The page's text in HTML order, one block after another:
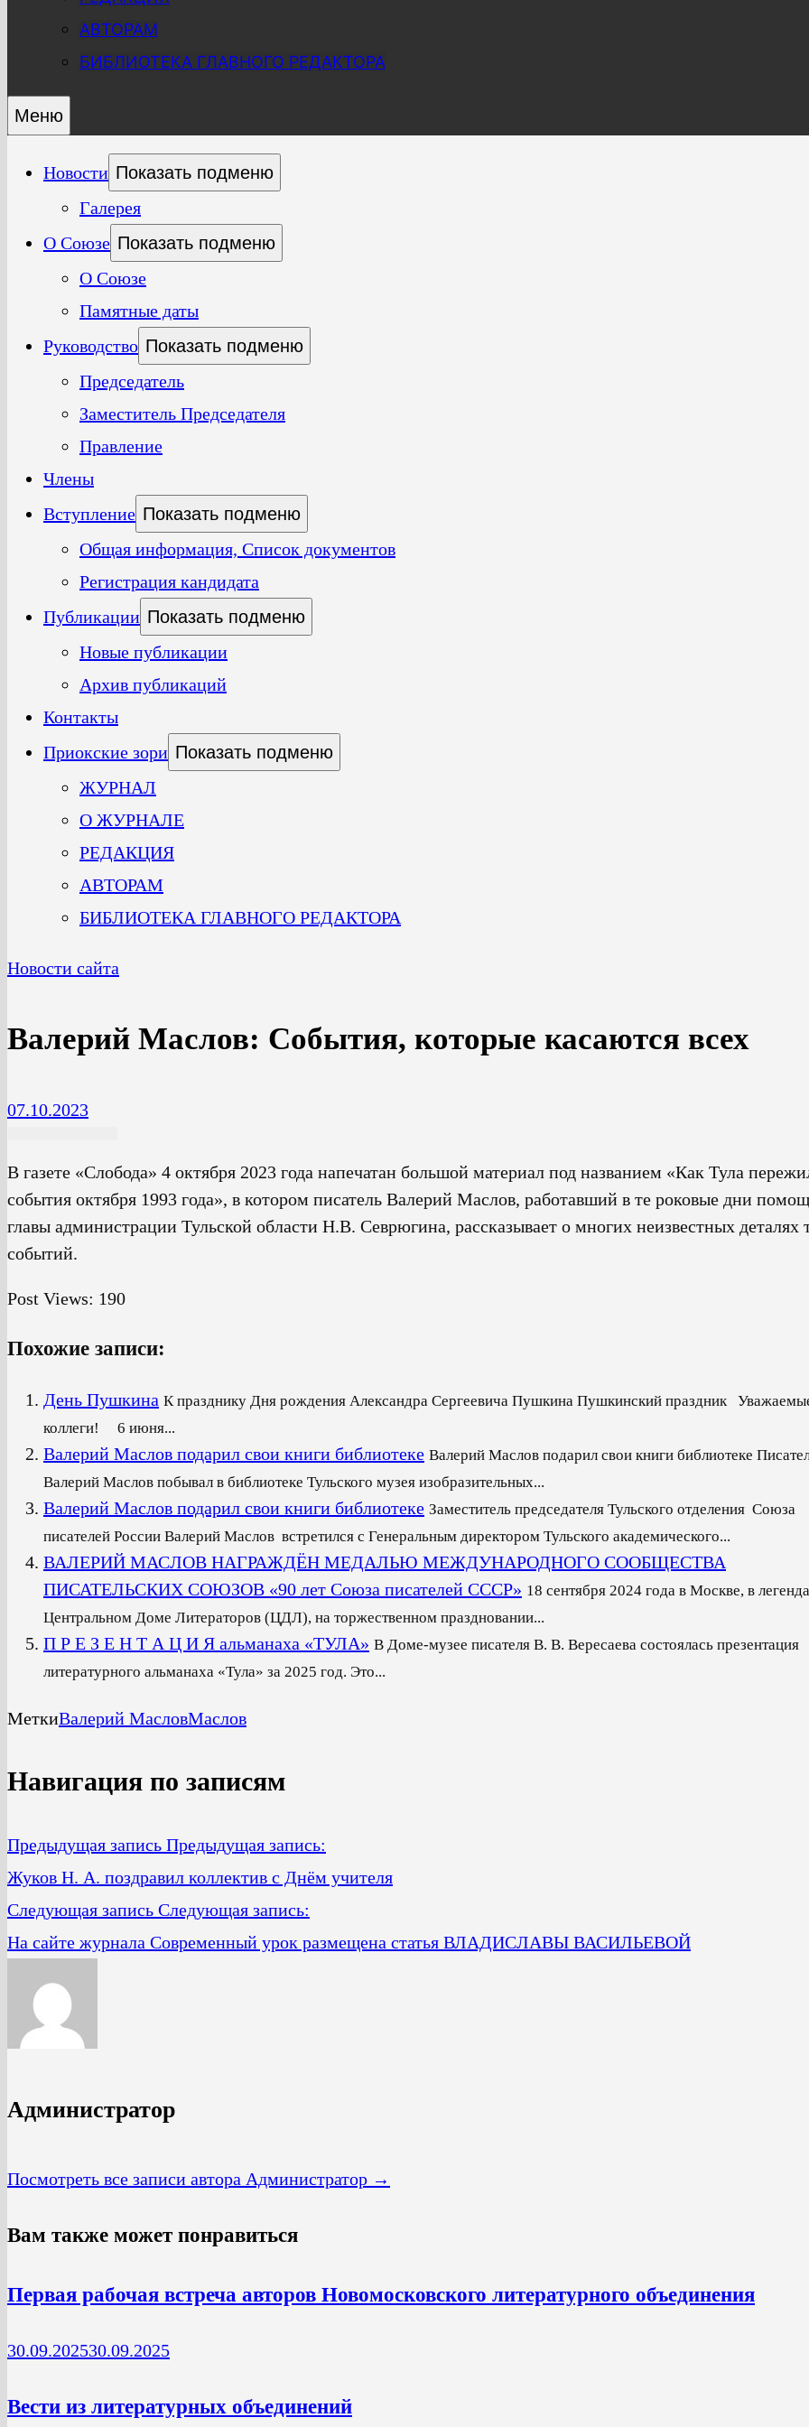
АВТОРАМ
БИБЛИОТЕКА ГЛАВНОГО РЕДАКТОРА
Меню
Новости Показать подменю
Галерея
О Союзе Показать подменю
О Союзе
Памятные даты
Руководство Показать подменю
Председатель
Заместитель Председателя
Правление
Члены
Вступление Показать подменю
Общая информация, Список документов
Регистрация кандидата
Публикации Показать подменю
Новые публикации
Архив публикаций
Контакты
Приокские зори Показать подменю
ЖУРНАЛ
О ЖУРНАЛЕ
РЕДАКЦИЯ
АВТОРАМ
БИБЛИОТЕКА ГЛАВНОГО РЕДАКТОРА
Новости сайта
Валерий Маслов: События, которые касаются всех
07.10.2023
В газете «Слобода» 4 октября 2023 года напечатан большой материал под названием «Как Тула
события октября 1993 года», в котором писатель Валерий Маслов, работавший в те роковые дни
главы администрации Тульской области Н.В. Севрюгина, рассказывает о многих неизвестных деталях
событий.
Post Views: 190
Похожие записи:
День Пушкина К празднику Дня рождения Александра Сергеевича Пушкина Пушкинский праздник
коллеги! 6 июня...
Валерий Маслов подарил свои книги библиотеке Валерий Маслов подарил свои книги библиотеке
Валерий Маслов побывал в библиотеке Тульского музея изобразительных...
Валерий Маслов подарил свои книги библиотеке Заместитель председателя Тульского отделения Союза
писателей России Валерий Маслов встретился с Генеральным директором Тульского академического...
ВАЛЕРИЙ МАСЛОВ НАГРАЖДЁН МЕДАЛЬЮ МЕЖДУНАРОДНОГО СООБЩЕСТВА
ПИСАТЕЛЬСКИХ СОЮЗОВ «90 лет Союза писателей СССР» 18 сентября 2024 года в Москве, в
Центральном Доме Литераторов (ЦДЛ), на торжественном праздновании...
П Р Е З Е Н Т А Ц И Я альманаха «ТУЛА» В Доме-музее писателя В. В. Вересаева состоялась презентация
литературного альманаха «Тула» за 2025 год. Это...
МеткиВалерий МасловМаслов
Навигация по записям
Предыдущая запись Предыдущая запись:
Жуков Н. А. поздравил коллектив с Днём учителя
Следующая запись Следующая запись:
На сайте журнала Современный урок размещена статья ВЛАДИСЛАВЫ ВАСИЛЬЕВОЙ
Администратор
Посмотреть все записи автора Администратор →
Вам также может понравиться
Первая рабочая встреча авторов Новомосковского литературного объединения
30.09.202530.09.2025
Вести из литературных объединений